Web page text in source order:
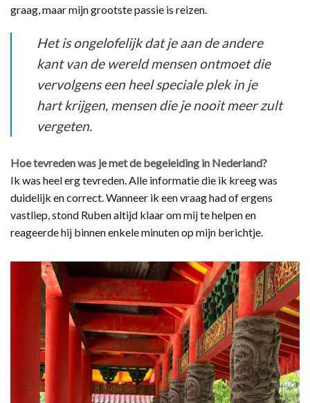
graag, maar mijn grootste passie is reizen.
Het is ongelofelijk dat je aan de andere
kant van de wereld mensen ontmoet die
vervolgens een heel speciale plek in je
hart krijgen, mensen die je nooit meer zult
vergeten.
Hoe tevreden was je met de begeleiding in Nederland?
Ik was heel erg tevreden. Alle informatie die ik kreeg was
duidelijk en correct. Wanneer ik een vraag had of ergens
vastliep, stond Ruben altijd klaar om mij te helpen en
reageerde hij binnen enkele minuten op mijn berichtje.